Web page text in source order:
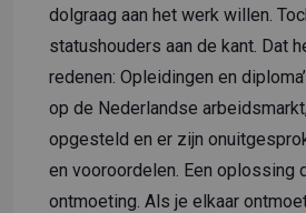
dolgraag aan het werk willen.
statushouders aan de kant. Dat
redenen: Opleidingen en
op de Nederlandse
opgesteld en er zijn
en vooroordelen. Een oplossing
ontmoeting. Als je elkaar